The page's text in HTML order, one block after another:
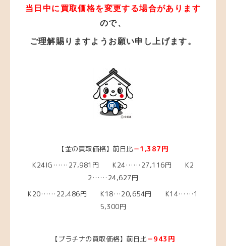
当日中に買取価格を変更する場合があります
ので、
ご理解賜りますようお願い申し上げます。
【金の買取価格】前日比－1,387円
K24IG……27,981円 K24……27,116円 K2
2……24,627円
K20……22,486円 K18…20,654円 K14……1
5,300円
【プラチナの買取価格】前日比－943円